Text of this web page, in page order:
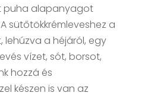
puha alapanyagot
sütőtökkrémleveshez a
a héjáról, egy
vízet, sót, borsot,
hozzá és
készen is van az